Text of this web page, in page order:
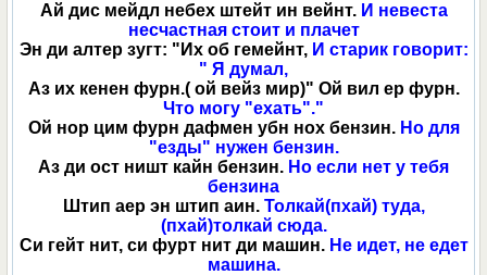
Ай дис мейдл небех штейт ин вейнт.И невеста
несчастная стоит и плачет
Эн ди алтер зугт: "Их об гемейнт, И старик говорит:
" Я думал,
Аз их кенен фурн.( ой вейз мир)" Ой вил ер фурн.
Что могу "ехать"."
Ой нор цим фурн дафмен убн нох бензин.Но для
"езды" нужен бензин.
Аз ди ост ништ кайн бензин. Но если нет у тебя
бензина
Штип аер эн штип аин. Толкай(пхай) туда,
(пхай)толкай сюда.
Си гейт нит, си фурт нит ди машин. Не идет, не едет
машина.